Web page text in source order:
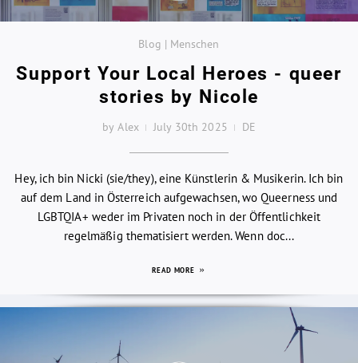
Blog | Menschen
Support Your Local Heroes - queer
stories by Nicole
by Alex July 30th 2025 DE
Hey, ich bin Nicki (sie/they), eine Künstlerin & Musikerin. Ich bin
auf dem Land in Österreich aufgewachsen, wo Queerness und
LGBTQIA+ weder im Privaten noch in der Öffentlichkeit
regelmäßig thematisiert werden. Wenn doc...
READ MORE